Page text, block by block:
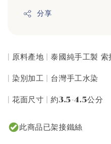
分享
| 原料產地 | 泰國純手工製 索
| 染別加工 | 台灣手工水染
| 花面尺寸 | 約3.5-4.5公分
此商品已架接鐵絲